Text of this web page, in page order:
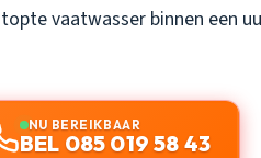
vaatwasser binnen een
NU BEREIKBAAR
BEL 085 019 58 43